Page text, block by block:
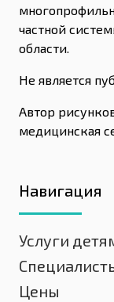
частной
области.
Не является
Автор
медицинская
Навигация
Услуги
Цены